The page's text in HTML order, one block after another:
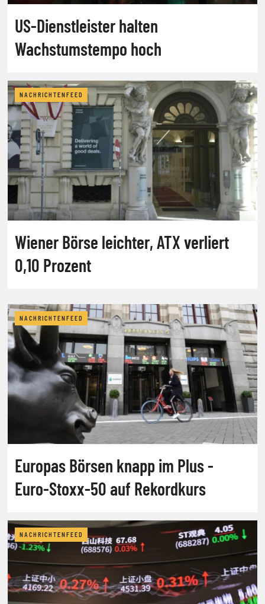
US-Dienstleister halten
Wachstumstempo hoch
NACHRICHTENFEED
Wiener Börse leichter, ATX verliert
0,10 Prozent
NACHRICHTENFEED
Europas Börsen knapp im Plus -
Euro-Stoxx-50 auf Rekordkurs
NACHRICHTENFEED